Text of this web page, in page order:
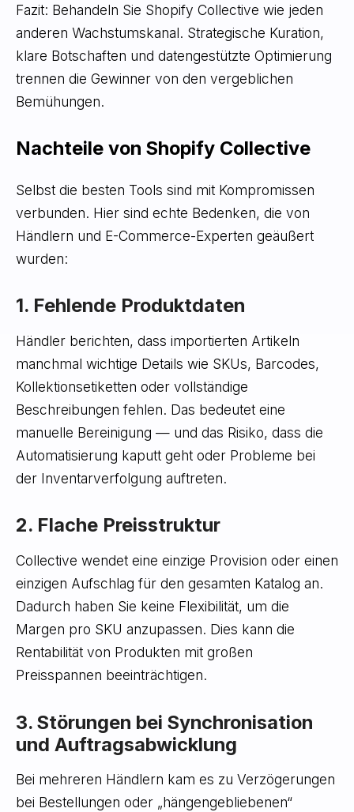
Fazit: Behandeln Sie Shopify Collective wie jeden
anderen Wachstumskanal. Strategische Kuration,
klare Botschaften und datengestützte Optimierung
trennen die Gewinner von den vergeblichen
Bemühungen.
Nachteile von Shopify Collective
Selbst die besten Tools sind mit Kompromissen
verbunden. Hier sind echte Bedenken, die von
Händlern und E-Commerce-Experten geäußert
wurden:
1. Fehlende Produktdaten
Händler berichten, dass importierten Artikeln
manchmal wichtige Details wie SKUs, Barcodes,
Kollektionsetiketten oder vollständige
Beschreibungen fehlen. Das bedeutet eine
manuelle Bereinigung — und das Risiko, dass die
Automatisierung kaputt geht oder Probleme bei
der Inventarverfolgung auftreten.
2. Flache Preisstruktur
Collective wendet eine einzige Provision oder einen
einzigen Aufschlag für den gesamten Katalog an.
Dadurch haben Sie keine Flexibilität, um die
Margen pro SKU anzupassen. Dies kann die
Rentabilität von Produkten mit großen
Preisspannen beeinträchtigen.
3. Störungen bei Synchronisation
und Auftragsabwicklung
Bei mehreren Händlern kam es zu Verzögerungen
bei Bestellungen oder „hängengebliebenen“